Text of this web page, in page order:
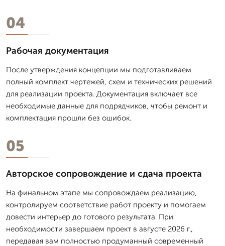
04
Рабочая документация
После утверждения концепции мы подготавливаем
полный комплект чертежей, схем и технических решений
для реализации проекта. Документация включает все
необходимые данные для подрядчиков, чтобы ремонт и
комплектация прошли без ошибок.
05
Авторское сопровождение и сдача проекта
На финальном этапе мы сопровождаем реализацию,
контролируем соответствие работ проекту и помогаем
довести интерьер до готового результата. При
необходимости завершаем проект в августе 2026 г.,
передавая вам полностью продуманный современный